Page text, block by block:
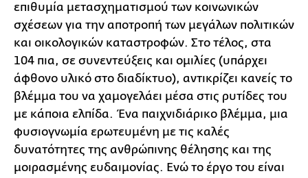
επιθυμία μετασχηματισμού των κοινωνικών
σχέσεων για την αποτροπή των μεγάλων πολιτικών
και οικολογικών καταστροφών. Στο τέλος, στα
104 πια, σε συνεντεύξεις και ομιλίες (υπάρχει
άφθονο υλικό στο διαδίκτυο), αντικρίζει κανείς το
βλέμμα του να χαμογελάει μέσα στις ρυτίδες του
με κάποια ελπίδα. Ένα παιχνιδιάρικο βλέμμα, μια
φυσιογνωμία ερωτευμένη με τις καλές
δυνατότητες της ανθρώπινης θέλησης και της
μοιρασμένης ευδαιμονίας. Ενώ το έργο του είναι